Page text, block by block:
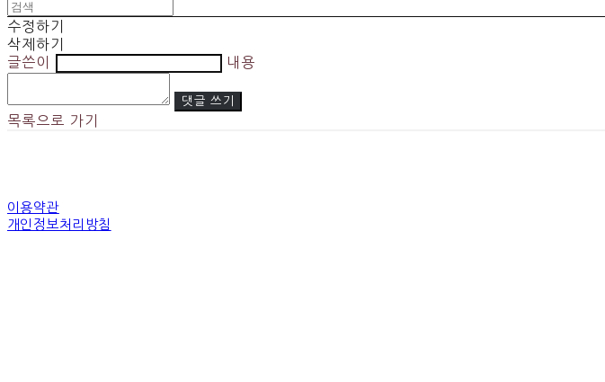
수정하기
삭제하기
글쓴이
내용
댓글 쓰기
목록으로 가기
이용약관
개인정보처리방침